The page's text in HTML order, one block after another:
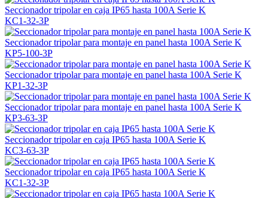
Seccionador tripolar en caja IP65 hasta 100A Serie K
KC1-32-3P
Seccionador tripolar para montaje en panel hasta 100A Serie K
KP5-100-3P
Seccionador tripolar para montaje en panel hasta 100A Serie K
KP1-32-3P
Seccionador tripolar para montaje en panel hasta 100A Serie K
KP3-63-3P
Seccionador tripolar en caja IP65 hasta 100A Serie K
KC3-63-3P
Seccionador tripolar en caja IP65 hasta 100A Serie K
KC1-32-3P